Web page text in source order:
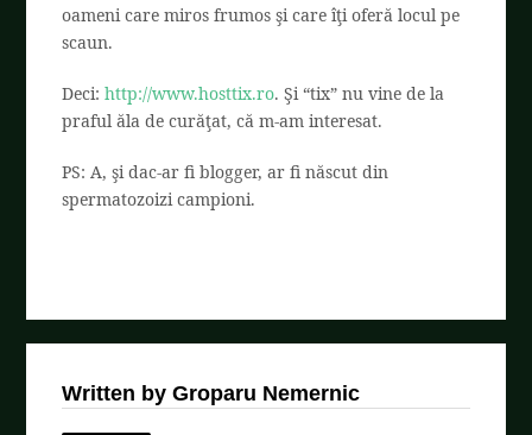
oameni care miros frumos şi care îţi oferă locul pe
scaun.
Deci:http://www.hosttix.ro. Şi “tix” nu vine de la
praful ăla de curăţat, că m-am interesat.
PS: A, şi dac-ar fi blogger, ar fi născut din
spermatozoizi campioni.
Written by Groparu Nemernic